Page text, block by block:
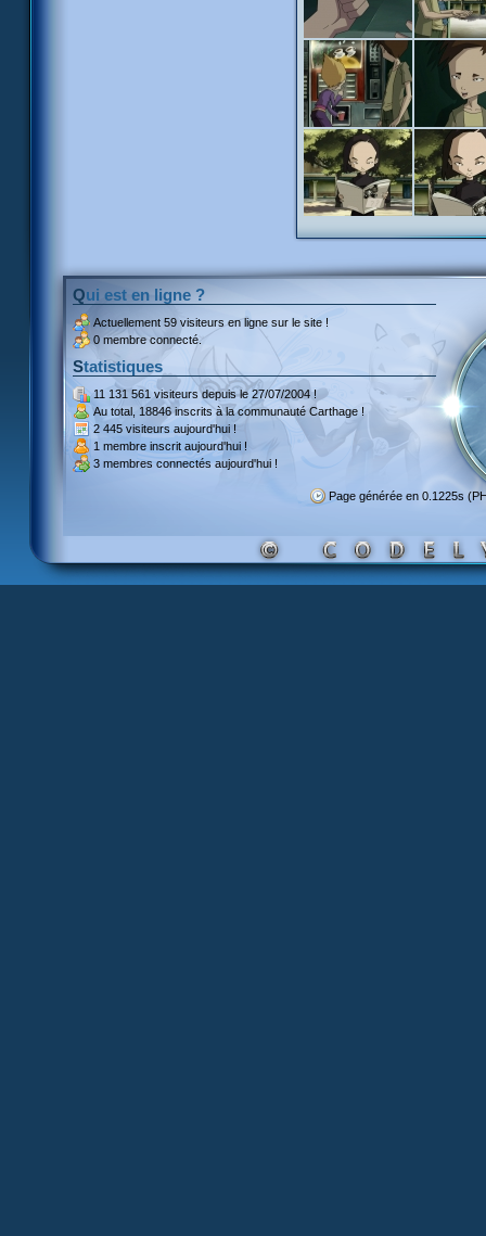
Qui est en ligne ?
Actuellement 59 visiteurs en ligne sur le site !
0 membre connecté.
Statistiques
11 131 561 visiteursdepuis le 27/07/2004 !
Au total, 18846 inscritsà la communauté Carthage !
2 445 visiteurs aujourd'hui !
1 membre inscrit aujourd'hui !
3 membres connectés aujourd'hui !
Page générée en 0.1225s